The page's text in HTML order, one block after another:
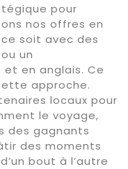
pour
nos offres en
soit avec des
un
en anglais. Ce
approche.
locaux pour
le voyage,
des gagnants
des moments
bout à l’autre